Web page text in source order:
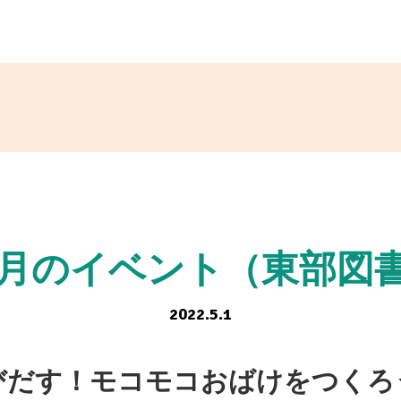
のイベント（東部図
2022.5.1
す！モコモコおばけをつく